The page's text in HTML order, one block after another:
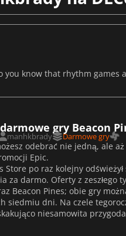
know that rhythm games
gry Beacon
manhkbrady Darmowe gry
odebrać nie jedną, ale
Epic.
Store po raz kolejny
za darmo. Oferty z zeszłego
Beacon Pines; obie gry
siedmiu dni. Na czele
niesamowita